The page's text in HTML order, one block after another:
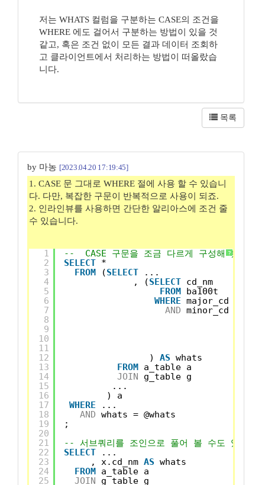
저는 WHATS 컬럼을 구분하는 CASE의 조건을
WHERE 에도 걸어서 구분하는 방법이 있을 것
같고, 혹은 조건 없이 모든 결과 데이터 조회하
고 클라이언트에서 처리하는 방법이 떠올랐습
니다.
목록
by 마농 [2023.04.20 17:19:45]
1. CASE 문 그대로 WHERE 절에 사용 할 수 있습니
다. 다만, 복잡한 구문이 반복적으로 사용이 되죠.
2. 인라인뷰를 사용하면 간단한 알리아스에 조건 줄
수 있습니다.
?
1
2
3
4
5
6
7
8
9
10
11
12
13
14
15
16
17
18
19
20
21
22
23
24
25
--  CASE 구문을 조금 다르게 구성해 봤습
SELECT *
FROM
(SELECT
...
, (SELECT cd_nm
FROM ba100t
WHERE major_cd =
AND minor_cd =
) AS whats
FROM a_table a
JOIN
g_table g
...
) a
WHERE
...
AND whats = @whats
;
-- 서브쿼리를 조인으로 풀어 볼 수도 있습니
SELECT
...
, x.cd_nm AS whats
FROM a_table a
JOIN
g_table g